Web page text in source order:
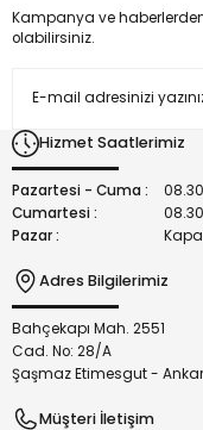
Ürün
Bu ürüne benzer
Kampanya ve
olabilirsiniz.
Hizmet Saatlerimiz
Pazartesi - Cuma :
Cumartesi :
Pazar :
Adres Bilgilerimiz
Bahçekapı Mah. 2551
Cad. No: 28/A
Şaşmaz Etimesgut -
Müşteri İletişim